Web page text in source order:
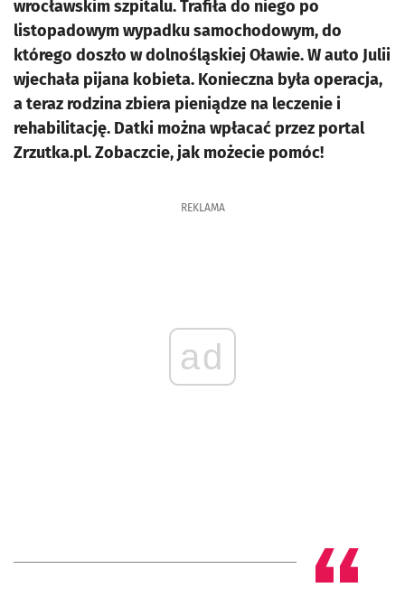
wrocławskim szpitalu. Trafiła do niego po
listopadowym wypadku samochodowym, do
którego doszło w dolnośląskiej Oławie. W auto Julii
wjechała pijana kobieta. Konieczna była operacja,
a teraz rodzina zbiera pieniądze na leczenie i
rehabilitację. Datki można wpłacać przez portal
Zrzutka.pl. Zobaczcie, jak możecie pomóc!
REKLAMA
ad